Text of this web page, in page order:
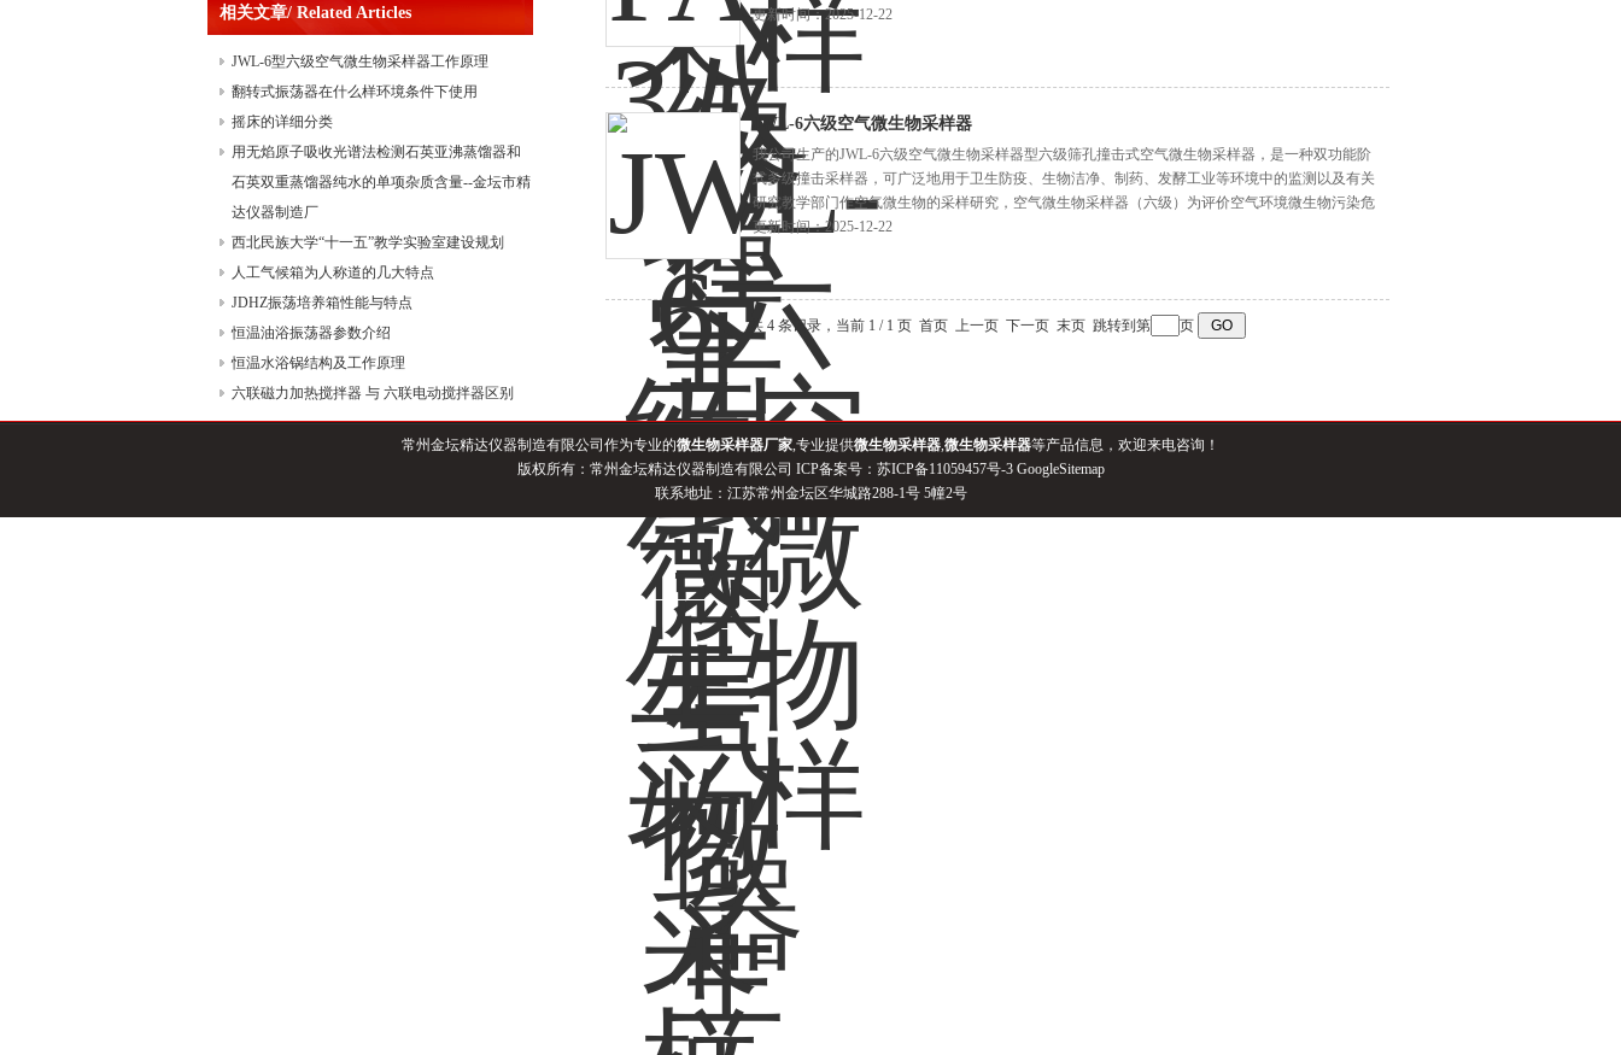
相关文章/ Related Articles
JWL-6型六级空气微生物采样器工作原理
翻转式振荡器在什么样环境条件下使用
摇床的详细分类
用无焰原子吸收光谱法检测石英亚沸蒸馏器和
石英双重蒸馏器纯水的单项杂质含量--金坛市精
达仪器制造厂
西北民族大学“十一五”教学实验室建设规划
人工气候箱为人称道的几大特点
JDHZ振荡培养箱性能与特点
恒温油浴振荡器参数介绍
恒温水浴锅结构及工作原理
六联磁力加热搅拌器 与 六联电动搅拌器区别
更新时间：2025-12-22
JWL-6六级空气微生物采样器
我公司生产的JWL-6六级空气微生物采样器型六级筛孔撞击式空气微生物采样器，是一种双功能阶
式多级撞击采样器，可广泛地用于卫生防疫、生物洁净、制药、发酵工业等环境中的监测以及有关
研究教学部门作空气微生物的采样研究，空气微生物采样器（六级）为评价空气环境微生物污染危
害及其防治措施提供依据。
更新时间：2025-12-22
共 4 条记录，当前 1 / 1 页 首页 上一页 下一页 末页 跳转到第 页
常州金坛精达仪器制造有限公司作为专业的微生物采样器厂家,专业提供微生物采样器,微生物采样器等产品信息，欢迎来电咨询！
版权所有：常州金坛精达仪器制造有限公司 ICP备案号： 苏ICP备11059457号-3 GoogleSitemap
联系地址：江苏常州金坛区华城路288-1号 5幢2号